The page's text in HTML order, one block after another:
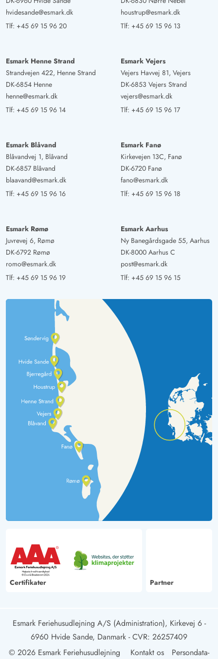
hvidesande@esmark.dk
Tlf: +45 69 15 96 20
houstrup@esmark.dk
Tlf: +45 69 15 96 13
Esmark Henne Strand
Strandvejen 422, Henne Strand
DK-6854 Henne
henne@esmark.dk
Tlf: +45 69 15 96 14
Esmark Vejers
Vejers Havvej 81, Vejers
DK-6853 Vejers Strand
vejers@esmark.dk
Tlf: +45 69 15 96 17
Esmark Blåvand
Blåvandvej 1, Blåvand
DK-6857 Blåvand
blaavand@esmark.dk
Tlf: +45 69 15 96 16
Esmark Fanø
Kirkevejen 13C, Fanø
DK-6720 Fanø
fano@esmark.dk
Tlf: +45 69 15 96 18
Esmark Rømø
Juvrevej 6, Rømø
DK-6792 Rømø
romo@esmark.dk
Tlf: +45 69 15 96 19
Esmark Aarhus
Ny Banegårdsgade 55, Aarhus
DK-8000 Aarhus C
post@esmark.dk
Tlf: +45 69 15 96 15
Certifikater Partner
Esmark Feriehusudlejning A/S (Administration), Kirkevej 6 -
6960 Hvide Sande, Danmark - CVR: 26257409
© 2026 Esmark Feriehusudlejning
Kontakt os Persondata-